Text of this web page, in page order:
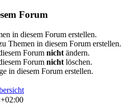
Forum
in diesem Forum erstellen.
Themen in diesem Forum erstellen.
Forum nicht ändern.
Forum nicht löschen.
in diesem Forum erstellen.